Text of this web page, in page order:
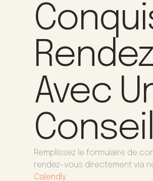
Avec
Remplissez le formulaire de
rendez-vous directement via
Calendly